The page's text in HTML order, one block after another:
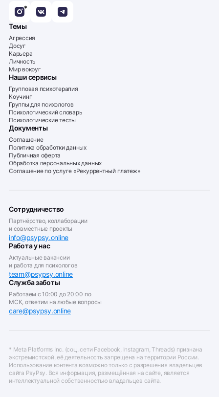
*
Темы
Агрессия
Досуг
Карьера
Личность
Мир вокруг
Наши сервисы
Групповая психотерапия
Коучинг
Группы для психологов
Психологический словарь
Психологические тесты
Документы
Соглашение
Политика обработки данных
Публичная оферта
Обработка персональных данных
Соглашение по услуге «Рекуррентный платеж»
Сотрудничество
Партнёрство, коллаборации
и совместные проекты
info@psypsy.online
Работа у нас
Актуальные вакансии
и работа для психологов
team@psypsy.online
Служба заботы
Работаем с 10:00 до 20:00 по
МСК, ответим на любые вопросы
care@psypsy.online
* Meta Platforms Inc. (соц. сети Facebook, Instagram, Threads) признана
экстремистской, её деятельность запрещена на территории России.
Использование контента возможно только с разрешения владельцев
сайта PsyPsy. Вся информация, размещённая на сайте, является
интеллектуальной собственностью владельцев сайта.